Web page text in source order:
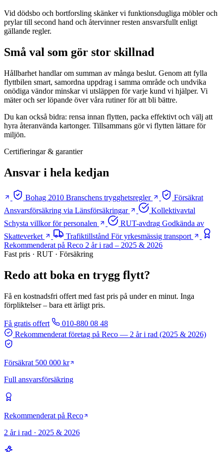
Vid dödsbo och bortforsling skänker vi funktionsdugliga möbler och
prylar till second hand och återvinner resten ansvarsfullt enligt
gällande regler.
Små val som gör stor skillnad
Hållbarhet handlar om summan av många beslut. Genom att fylla
flyttbilen smart, samordna uppdrag i samma område och undvika
onödiga vändor minskar vi utsläppen för varje kund vi hjälper. Vi
mäter och ser löpande över våra rutiner för att bli bättre.
Du kan också bidra: rensa innan flytten, packa effektivt och välj att
hyra återanvända kartonger. Tillsammans gör vi flytten lättare för
miljön.
Certifieringar & garantier
Ansvar i hela kedjan
Bohag 2010 Branschens trygghetsregler
Försäkrat
Ansvarsförsäkring via Länsförsäkringar
Kollektivavtal
Schysta villkor för personalen
RUT-avdrag Godkända av
Skatteverket
Trafiktillstånd För yrkesmässig transport
Rekommenderat på Reco 2 år i rad – 2025 & 2026
Fast pris · RUT · Försäkring
Redo att boka en trygg flytt?
Få en kostnadsfri offert med fast pris på under en minut. Inga
förpliktelser – bara ett ärligt pris.
Få gratis offert
010-880 08 48
Rekommenderat företag på Reco — 2 år i rad (2025 & 2026)
Försäkrat 500 000 kr
Full ansvarsförsäkring
Rekommenderat på Reco
2 år i rad · 2025 & 2026